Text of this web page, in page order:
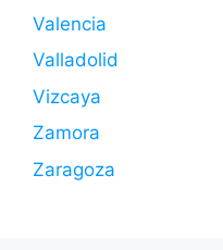
Valencia
Valladolid
Vizcaya
Zamora
Zaragoza